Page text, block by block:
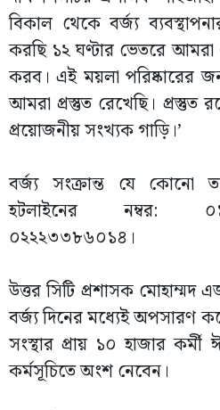
বিকাল থেকে বর্জ্য
করছি ১২ ঘণ্টার ভেতরে আমরা
করব। এই ময়লা পরিষ্কারের
আমরা প্রস্তুত রেখেছি। প্রস্তুত
প্রয়োজনীয় সংখ্যক গাড়ি।’
বর্জ্য সংক্রান্ত যে কোনো
হটলাইনের নম্বর:
০২২২৩৩৮৬০১৪।
উত্তর সিটি প্রশাসক মোহাম্মদ
বর্জ্য দিনের মধ্যেই অপসারণ
সংস্থার প্রায় ১০ হাজার কর্মী
কর্মসূচিতে অংশ নেবেন।